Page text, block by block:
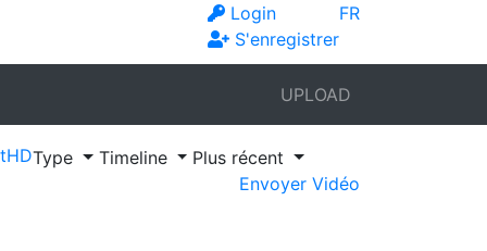
FR
Login
S'enregistrer
UPLOAD
HDType Timeline
Plus récent
Envoyer Vidéo